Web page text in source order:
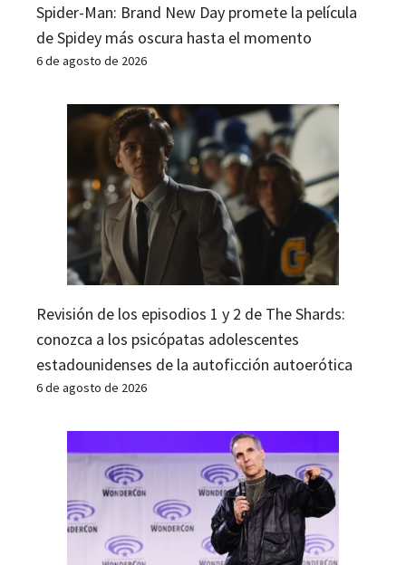
Spider-Man: Brand New Day promete la película
de Spidey más oscura hasta el momento
6 de agosto de 2026
Revisión de los episodios 1 y 2 de The Shards:
conozca a los psicópatas adolescentes
estadounidenses de la autoficción autoerótica
6 de agosto de 2026